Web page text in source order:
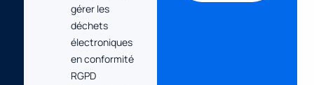
gérer les
déchets
électroniques
en conformité
RGPD